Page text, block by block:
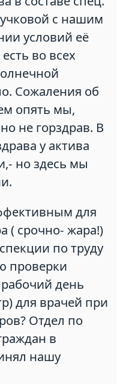
с нашим
условий её
во всех
Сожаления об
опять мы,
не горздрав. В
у актива
но здесь мы
для
( срочно- жара!)
по труду
проверки
день
для врачей при
Отдел по
в
нашу